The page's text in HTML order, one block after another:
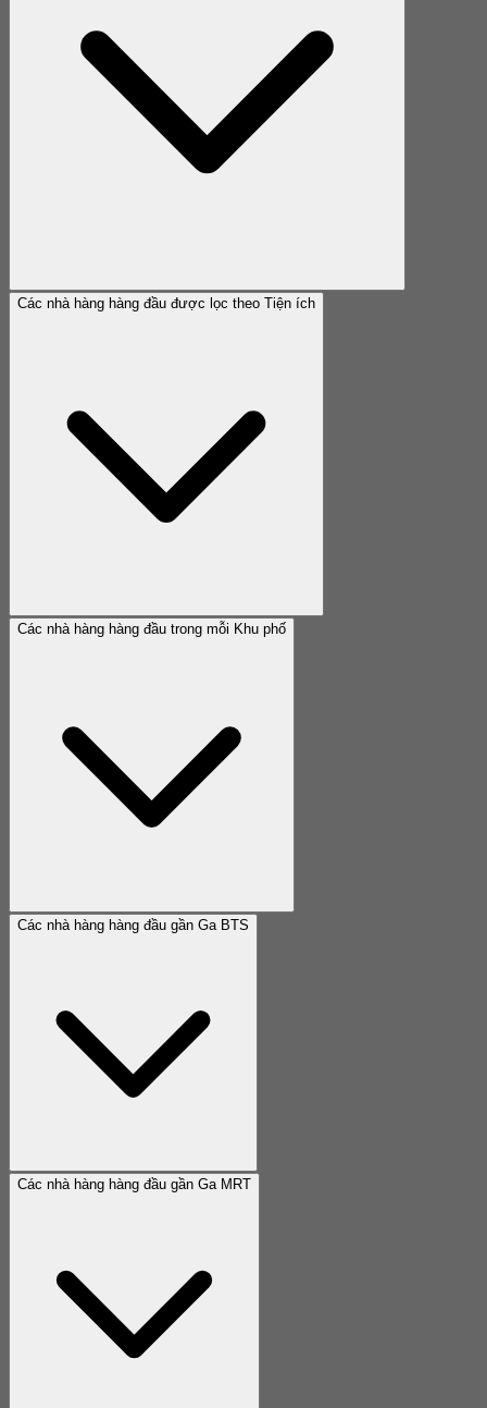
Các nhà hàng hàng đầu được lọc theo Tiện ích
Các nhà hàng hàng đầu trong mỗi Khu phố
Các nhà hàng hàng đầu gần Ga BTS
Các nhà hàng hàng đầu gần Ga MRT